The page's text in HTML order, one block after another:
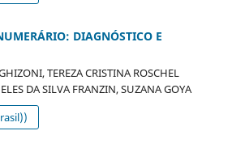
DIAGNÓSTICO E
TEREZA CRISTINA ROSCHEL
DA SILVA FRANZIN, SUZANA GOYA